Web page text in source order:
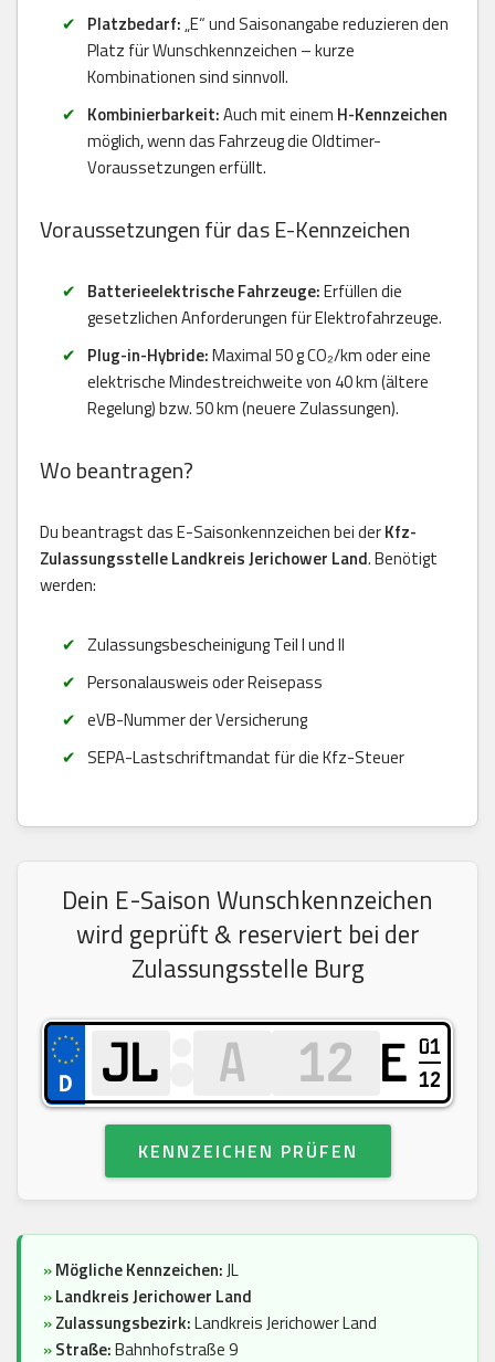
Platzbedarf:„E“ und Saisonangabe reduzieren den
Platz für Wunschkennzeichen – kurze
Kombinationen sind sinnvoll.
Kombinierbarkeit:Auch mit einem H-Kennzeichen
möglich, wenn das Fahrzeug die Oldtimer-
Voraussetzungen erfüllt.
Voraussetzungen für das E-Kennzeichen
Batterieelektrische Fahrzeuge:Erfüllen die
gesetzlichen Anforderungen für Elektrofahrzeuge.
Plug-in-Hybride:Maximal 50 g CO₂/km oder eine
elektrische Mindestreichweite von 40 km (ältere
Regelung) bzw. 50 km (neuere Zulassungen).
Wo beantragen?
Du beantragst das E-Saisonkennzeichen bei derKfz-
Zulassungsstelle Landkreis Jerichower Land. Benötigt
werden:
Zulassungsbescheinigung Teil I und II
Personalausweis oder Reisepass
eVB-Nummer der Versicherung
SEPA-Lastschriftmandat für die Kfz-Steuer
Dein E-Saison Wunschkennzeichen
wird geprüft & reserviert bei der
Zulassungsstelle Burg
E 01
12
KENNZEICHEN PRÜFEN
»Mögliche Kennzeichen: JL
»Landkreis Jerichower Land
»Zulassungsbezirk:Landkreis Jerichower Land
»Straße:Bahnhofstraße 9